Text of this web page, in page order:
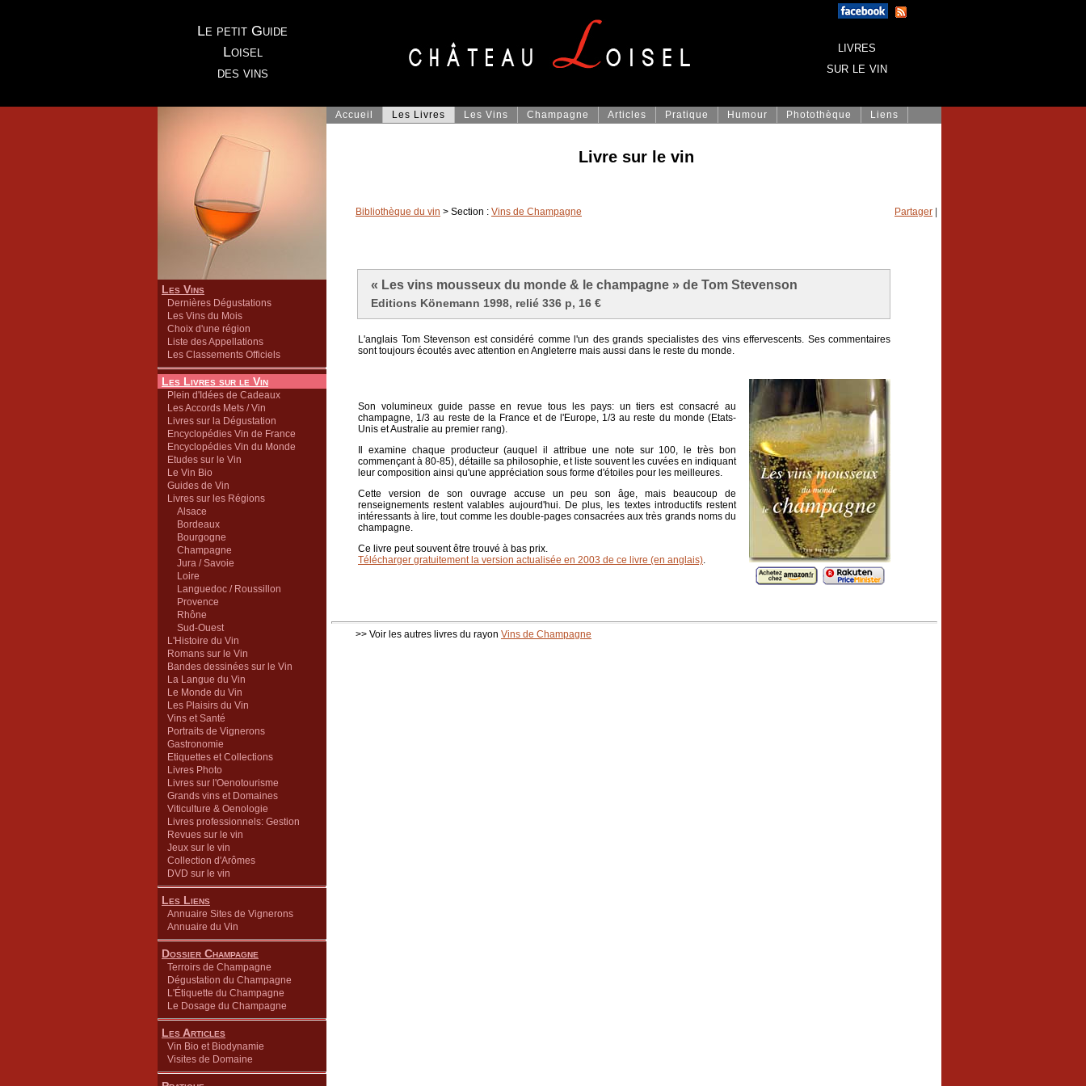
Le petit Guide
Loisel
des vins
livres
sur le vin
Les Vins
Dernières Dégustations
Les Vins du Mois
Choix d'une région
Liste des Appellations
Les Classements Officiels
Les Livres sur le Vin
Plein d'Idées de Cadeaux
Les Accords Mets / Vin
Livres sur la Dégustation
Encyclopédies Vin de France
Encyclopédies Vin du Monde
Etudes sur le Vin
Le Vin Bio
Guides de Vin
Livres sur les Régions
Alsace
Bordeaux
Bourgogne
Champagne
Jura / Savoie
Loire
Languedoc / Roussillon
Provence
Rhône
Sud-Ouest
L'Histoire du Vin
Romans sur le Vin
Bandes dessinées sur le Vin
La Langue du Vin
Le Monde du Vin
Les Plaisirs du Vin
Vins et Santé
Portraits de Vignerons
Gastronomie
Etiquettes et Collections
Livres Photo
Livres sur l'Oenotourisme
Grands vins et Domaines
Viticulture & Oenologie
Livres professionnels: Gestion
Revues sur le vin
Jeux sur le vin
Collection d'Arômes
DVD sur le vin
Les Liens
Annuaire Sites de Vignerons
Annuaire du Vin
Dossier Champagne
Terroirs de Champagne
Dégustation du Champagne
L'Étiquette du Champagne
Le Dosage du Champagne
Les Articles
Vin Bio et Biodynamie
Visites de Domaine
Accueil Les Livres Les Vins Champagne Articles Pratique Humour Photothèque Liens
Livre sur le vin
Partager
Bibliothèque du vin > Section : Vins de Champagne
« Les vins mousseux du monde & le champagne » de Tom Stevenson
Editions Könemann 1998, relié 336 p, 16 €
L'anglais Tom Stevenson est considéré comme l'un des grands specialistes des vins effervescents. Ses commentaires
sont toujours écoutés avec attention en Angleterre mais aussi dans le reste du monde.
Son volumineux guide passe en revue tous les pays: un tiers est consacré au
champagne, 1/3 au reste de la France et de l'Europe, 1/3 au reste du monde (Etats-
Unis et Australie au premier rang).
Il examine chaque producteur (auquel il attribue une note sur 100, le très bon
commençant à 80-85), détaille sa philosophie, et liste souvent les cuvées en indiquant
leur composition ainsi qu'une appréciation sous forme d'étoiles pour les meilleures.
Cette version de son ouvrage accuse un peu son âge, mais beaucoup de
renseignements restent valables aujourd'hui. De plus, les textes introductifs restent
intéressants à lire, tout comme les double-pages consacrées aux très grands noms du
champagne.
Ce livre peut souvent être trouvé à bas prix.
Télécharger gratuitement la version actualisée en 2003 de ce livre (en anglais).
>> Voir les autres livres du rayon Vins de Champagne